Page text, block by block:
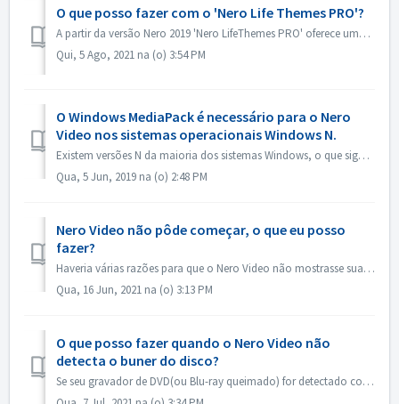
O que posso fazer com o 'Nero Life Themes PRO'?
A partir da versão Nero 2019 'Nero LifeThemes PRO' oferece uma gama completa de desenhos temáticos de filmes de alta qualidade, modelos de menus de ...
Qui, 5 Ago, 2021 na (o) 3:54 PM
O Windows MediaPack é necessário para o Nero
Video nos sistemas operacionais Windows N.
Existem versões N da maioria dos sistemas Windows, o que significa que o sistema não contém o Windows Media Player. Nesses sistemas Windows N, para executa...
Qua, 5 Jun, 2019 na (o) 2:48 PM
Nero Video não pôde começar, o que eu posso
fazer?
Haveria várias razões para que o Nero Video não mostrasse sua janela de aplicação. Se o Nero Video não pudesse iniciar, a MediaHome não poderia iniciar, mas...
Qua, 16 Jun, 2021 na (o) 3:13 PM
O que posso fazer quando o Nero Video não
detecta o buner do disco?
Se seu gravador de DVD(ou Blu-ray queimado) for detectado como gravador de CD, favor consultar este artigo: https://nerosupport.freshdesk.com/en/support/sol...